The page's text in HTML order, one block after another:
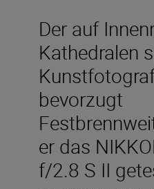
Der auf
Kathedralen
bevorzugt
er das
f/2.8 S II